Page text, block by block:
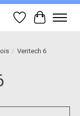
Wish List
Cart
/ Veritech 6